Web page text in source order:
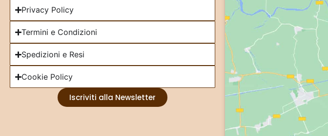
Privacy Policy
Termini e Condizioni
Spedizioni e Resi
Cookie Policy
Iscriviti alla Newsletter